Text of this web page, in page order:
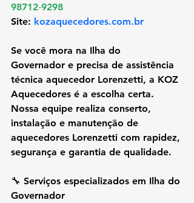
98712‑9298
Site: kozaquecedores.com.br
Se você mora na Ilha do
Governador e precisa de assistência
técnica aquecedor Lorenzetti, a KOZ
Aquecedores é a escolha certa.
Nossa equipe realiza conserto,
instalação e manutenção de
aquecedores Lorenzetti com rapidez,
segurança e garantia de qualidade.
🔧 Serviços especializados em Ilha do
Governador